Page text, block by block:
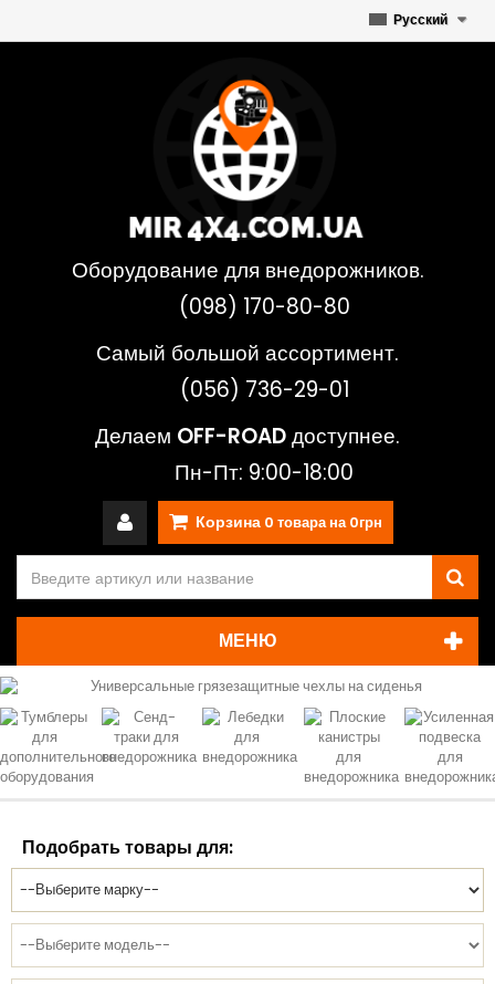
Русский
Оборудование для внедорожников.
(098) 170-80-80
Самый большой ассортимент.
(056) 736-29-01
Делаем OFF-ROADдоступнее.
Пн-Пт: 9:00-18:00
Корзина 0 товара на 0грн
МЕНЮ
Подобрать товары для: